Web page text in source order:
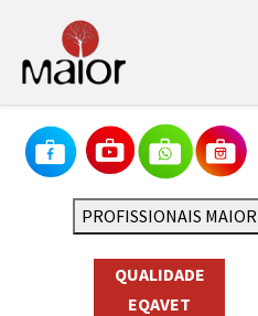
PROFISSIONAIS MAIOR
QUALIDADE
EQAVET